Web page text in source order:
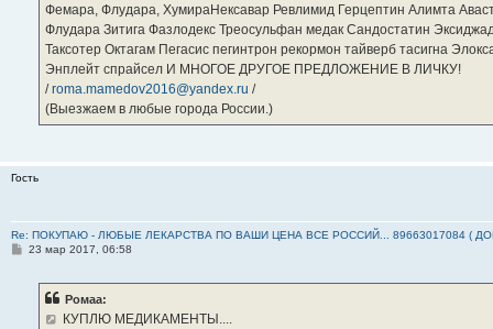
Фемара, Флудара, ХумираНексавар Ревлимид Герцептин Алимта
Флудара Зитига Фазлодекс Треосульфан медак Сандостатин
Таксотер Октагам Пегасис пегинтрон рекормон тайверб тасигна
Энплейт спрайсел И МНОГОЕ ДРУГОЕ ПРЕДЛОЖЕНИЕ В ЛИЧКУ!
/roma.mamedov2016@yandex.ru /
(Выезжаем в любые города России.)
Гость
Re: ПОКУПАЮ - ЛЮБЫЕ ЛЕКАРСТВА ПО ВАШИ ЦЕНА ВСЕ РОССИЙ... 89663017084 (
С23 мар 2017, 06:58
Ромаа:
КУПЛЮ МЕДИКАМЕНТЫ....